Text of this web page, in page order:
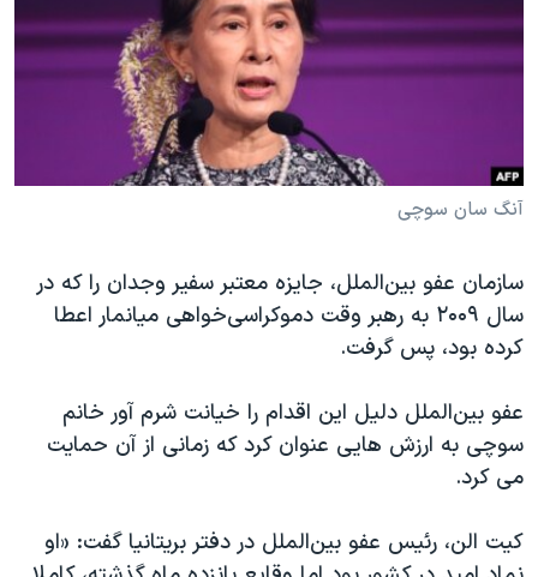
فرهنگ و زندگی
حقوق شهروندی
آرشیو پخش زنده
مستندها
انتخابات ریاست جمهوری آمریکا ۲۰۲۴
حمله جمهوری اسلامی به اسرائیل
مجموعه مستندهای دادخواهی
تریبونال مردمی آبان ۹۸
چهل سال گروگان‌گیری
قانون شفافیت دارائی کادر رهبری ایران
اسرائیل در جنگ
دنبال کنید
زبانهای مختلف
آنگ سان سوچی
سازمان عفو بین‌الملل، جایزه معتبر سفیر وجدان را که در
سال ۲۰۰۹ به رهبر وقت دموکراسی‌خواهی میانمار اعطا
کرده بود، پس گرفت.
عفو بین‌الملل دلیل این اقدام را خیانت شرم آور خانم
سوچی به ارزش هایی عنوان کرد که زمانی از آن حمایت
می کرد.
کیت الن، رئیس عفو بین‌الملل در دفتر بریتانیا گفت: «او